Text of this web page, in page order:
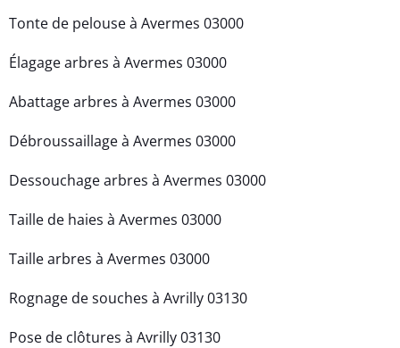
Tonte de pelouse à Avermes 03000
Élagage arbres à Avermes 03000
Abattage arbres à Avermes 03000
Débroussaillage à Avermes 03000
Dessouchage arbres à Avermes 03000
Taille de haies à Avermes 03000
Taille arbres à Avermes 03000
Rognage de souches à Avrilly 03130
Pose de clôtures à Avrilly 03130